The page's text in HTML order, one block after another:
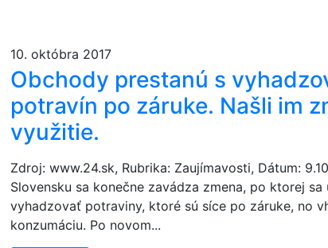
10. októbra 2017
Obchody prestanú s
potravín po záruke. Našli im
využitie.
Zdroj: www.24.sk, Rubrika: Zaujímavosti, Dátum:
Slovensku sa konečne zavádza zmena, po ktorej sa
vyhadzovať potraviny, ktoré sú síce po záruke, no
konzumáciu. Po novom...